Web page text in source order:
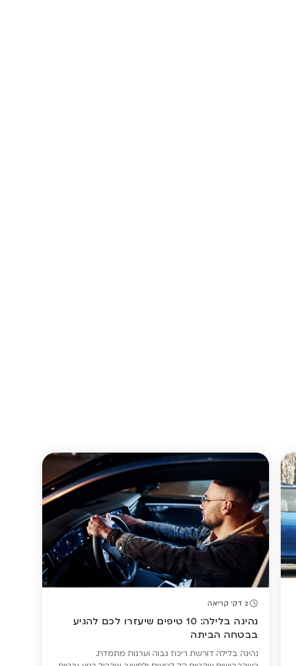
2 דק' קריאה
נהיגה בלילה: 10 טיפים שיעזרו לכם להגיע
בבטחה הביתה
נהיגה בלילה דורשת ריכוז גבוה וערנות מתמדת.